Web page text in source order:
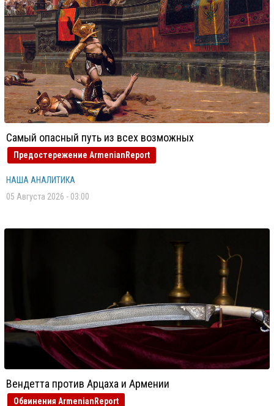
Самый опасный путь из всех возможных
Предостережение ArmenianReport
НАША АНАЛИТИКА
05 Августа 2026 - 03:00
Вендетта против Арцаха и Армении
Обвинения ArmenianReport